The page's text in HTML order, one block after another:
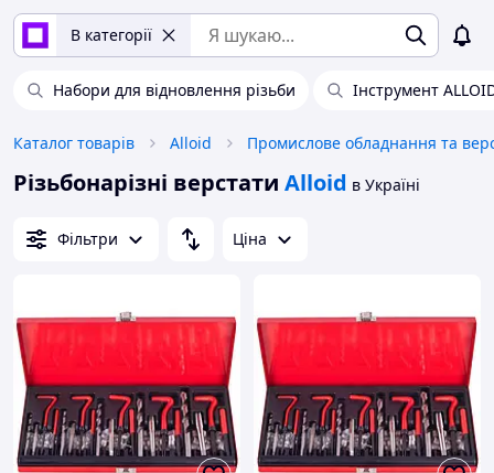
В категорії
Набори для відновлення різьби Інструмент
Каталог товарів Alloid
Різьбонарізні верстати Alloid в Україні
Фільтри Ціна